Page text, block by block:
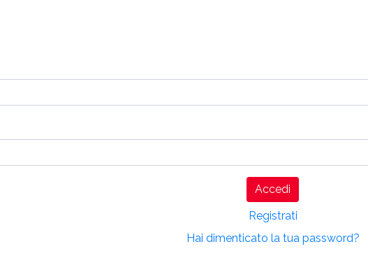
Accedi
Registrati
Hai dimenticato la tua password?